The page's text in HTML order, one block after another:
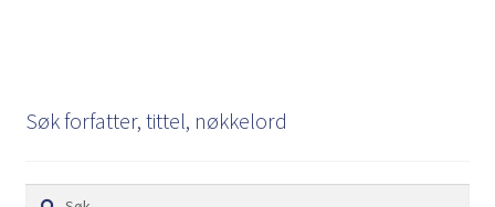
Søk forfatter, tittel, nøkkelord
Søk